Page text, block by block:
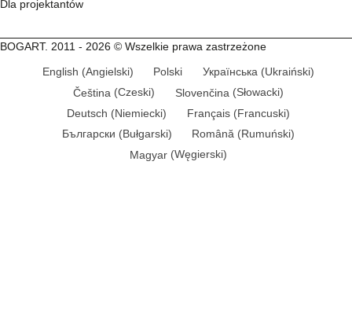
Dla projektantów
BOGART. 2011 - 2026 © Wszelkie prawa zastrzeżone
English (Angielski) Polski Українська(Ukraiński)
Čeština (Czeski) Slovenčina (Słowacki)
Deutsch (Niemiecki) Français(Francuski)
Български (Bułgarski) Română (Rumuński)
Magyar(Węgierski)